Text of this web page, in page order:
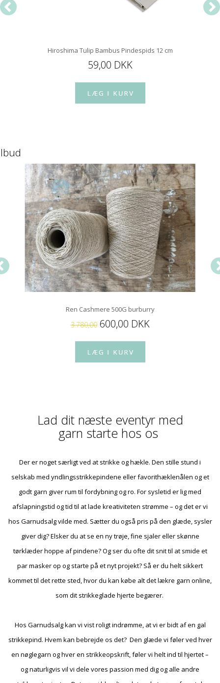
Hiroshima Tulip Bambus Pindespids 12 cm
59,00 DKK
Ren Cashmere 500G burburry
3.780,00600,00 DKK
Lad dit næste eventyr med
garn starte hos os
Der er noget særligt ved at strikke og hækle. Den stille stund i
selskab med yndlingsstrikkepindene eller favorithæklenålen og et
godt garn giver rum til fordybning og ro. For sysletid er lig med
afslapningstid og tid til at lade kreativiteten strømme – og det er vi
hos Garnudsalg vilde med. Sætter du også pris på den glæde, sysler
giver dig? Elsker du at se en ny trøje, fine sjaler eller skønne
tørklæder hoppe af pindene? Og ser du ofte dit snit til at smide et
par masker op og starte på et nyt projekt? Så er du helt sikkert
kommet til det rette sted, hvor du kan købe alt det lækre garn online,
som dit strikkeglade hjerte begærer.
Hos Garnudsalg kan vi vist roligt indrømme, at vi er bidt af en gal
strikkepind. Hvem kan bebrejde os det? Den glæde vi føler ved hver
en nøglegarn og hver en strikkeopskrift, føler vi helt ind til hjertet –
og naturligvis vil vi dele vores passion med dig og alle andre